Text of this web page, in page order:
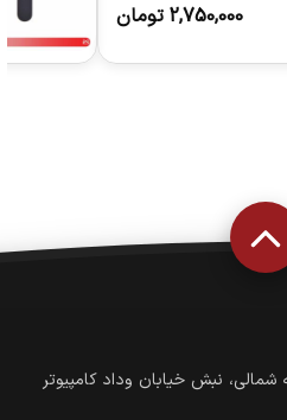
2,750,000 تومان
شمالی، نبش خیابان وداد کامپیوتر